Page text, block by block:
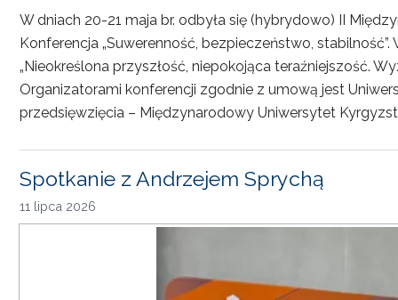
W dniach 20-21 maja br. odbyła się (hybrydowo) II
Konferencja „Suwerenność, bezpieczeństwo,
„Nieokreślona przyszłość, niepokojąca teraźniejszość.
Organizatorami konferencji zgodnie z umową jest
przedsięwzięcia – Międzynarodowy Uniwersytet
Spotkanie z Andrzejem Sprychą
11 lipca 2026